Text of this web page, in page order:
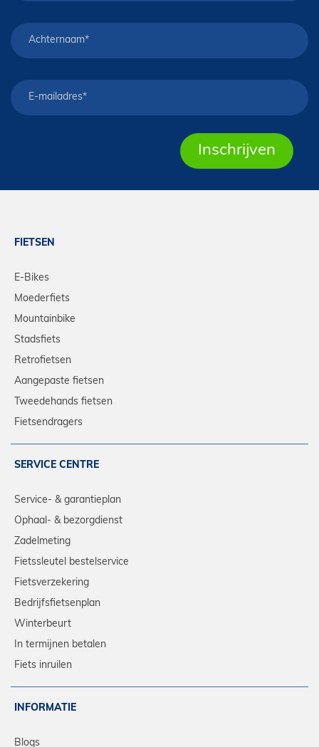
FIETSEN
E-Bikes
Moederfiets
Mountainbike
Stadsfiets
Retrofietsen
Aangepaste fietsen
Tweedehands fietsen
Fietsendragers
SERVICE CENTRE
Service- & garantieplan
Ophaal- & bezorgdienst
Zadelmeting
Fietssleutel bestelservice
Fietsverzekering
Bedrijfsfietsenplan
Winterbeurt
In termijnen betalen
Fiets inruilen
INFORMATIE
Blogs